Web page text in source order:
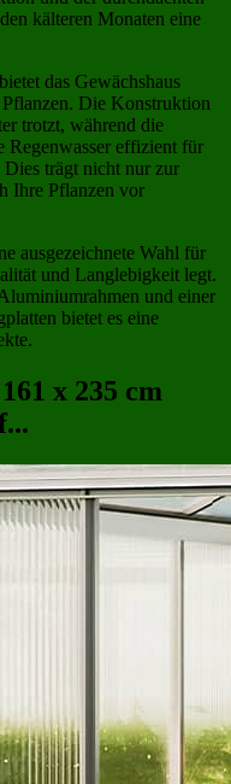
kälteren Monaten eine
das Gewächshaus
Die Konstruktion
trotzt, während die
Regenwasser effizient für
trägt nicht nur zur
Ihre Pflanzen vor
ausgezeichnete Wahl für
und Langlebigkeit legt.
und einer
bietet es eine
x 235 cm